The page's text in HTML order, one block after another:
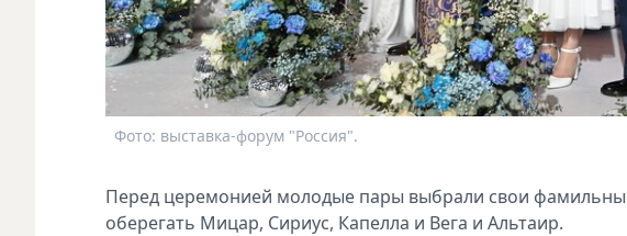
Фото: выставка-форум "Россия".
Перед церемонией молодые пары выбрали свои
оберегать Мицар, Сириус, Капелла и Вега и Альтаир.